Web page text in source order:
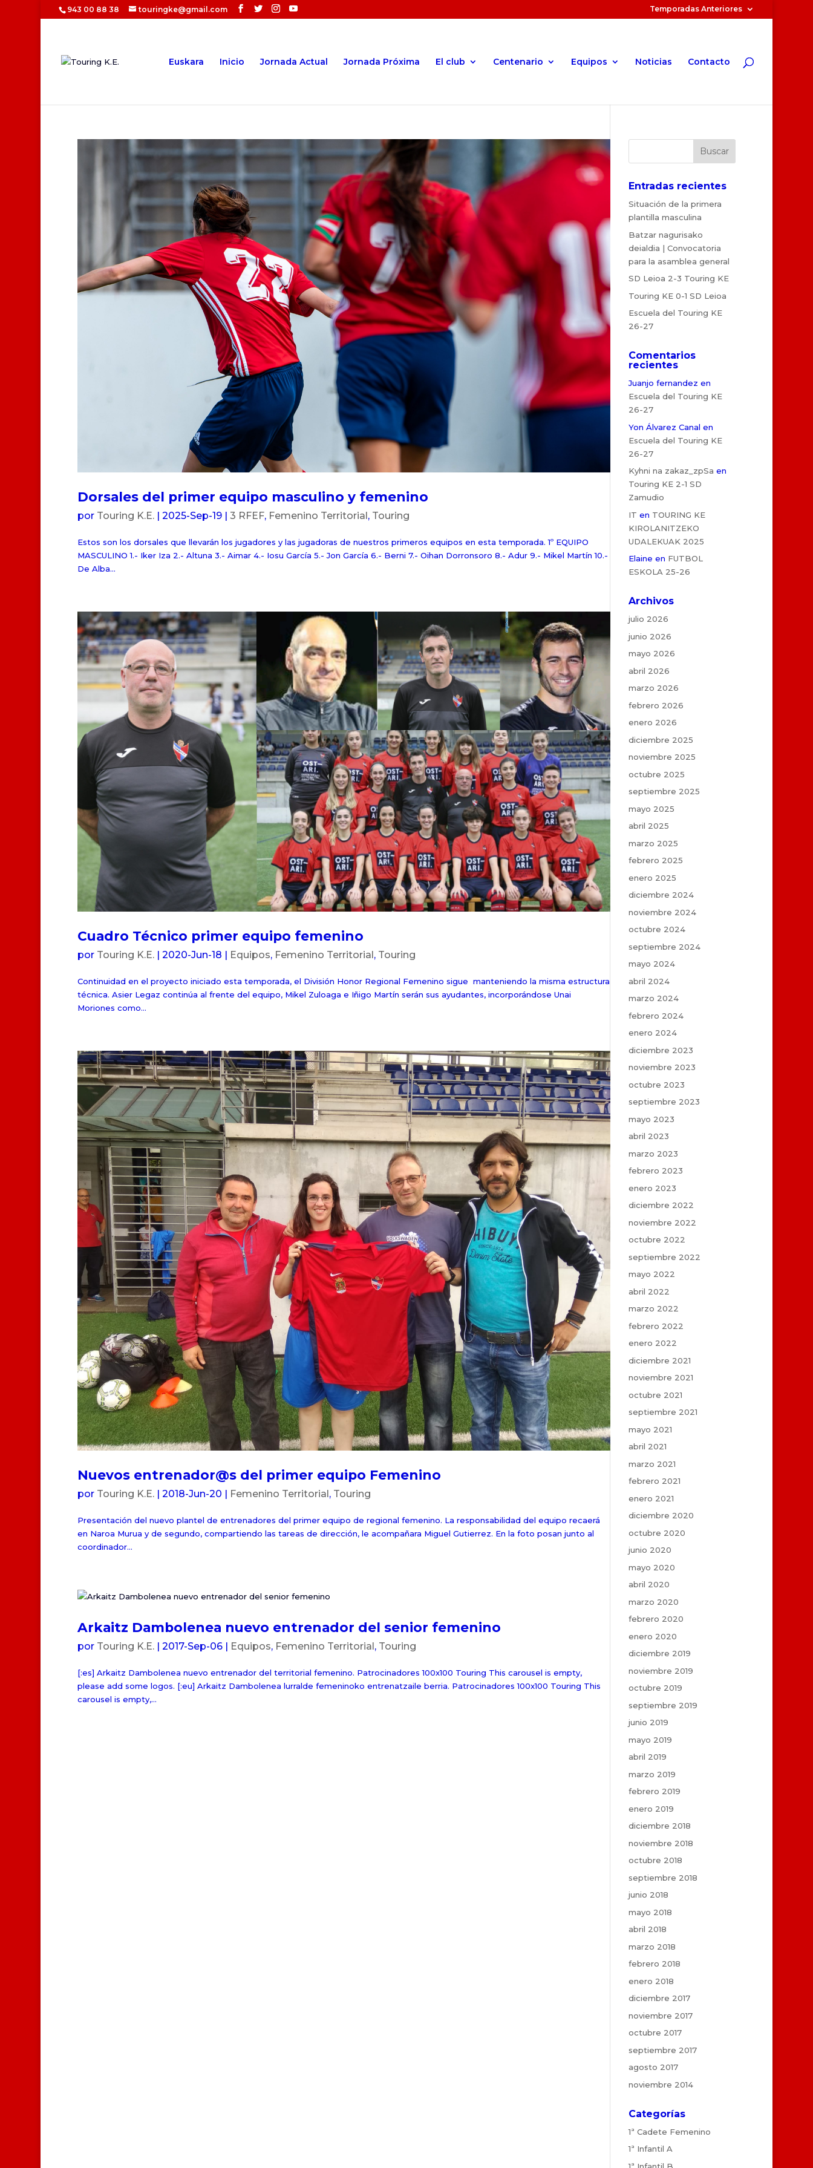
943 00 88 38 touringke@gmail.com Temporadas Anteriores
Euskara Inicio Jornada Actual Jornada Próxima El club Centenario Equipos Noticias Contacto
Dorsales del primer equipo masculino y femenino
por Touring K.E.| 2025-Sep-19| 3 RFEF, Femenino Territorial, Touring
Estos son los dorsales que llevarán los jugadores y las jugadoras de nuestros primeros equipos en esta temporada. 1º EQUIPO
MASCULINO 1.- Iker Iza 2.- Altuna 3.- Aimar 4.- Iosu García 5.- Jon García 6.- Berni 7.- Oihan Dorronsoro 8.- Adur 9.- Mikel Martín 10.-
De Alba...
Cuadro Técnico primer equipo femenino
por Touring K.E.| 2020-Jun-18 | Equipos, Femenino Territorial, Touring
Continuidad en el proyecto iniciado esta temporada, el División Honor Regional Femenino sigue manteniendo la misma estructura
técnica. Asier Legaz continúa al frente del equipo, Mikel Zuloaga e Iñigo Martín serán sus ayudantes, incorporándose Unai
Moriones como...
Nuevos entrenador@s del primer equipo Femenino
por Touring K.E.| 2018-Jun-20 Femenino Territorial , Touring
Presentación del nuevo plantel de entrenadores del primer equipo de regional femenino. La responsabilidad del equipo recaerá
en Naroa Murua y de segundo, compartiendo las tareas de dirección, le acompañara Miguel Gutierrez. En la foto posan junto al
coordinador...
Arkaitz Dambolenea nuevo entrenador del senior femenino
por Touring K.E.| 2017-Sep-06| Equipos, Femenino Territorial , Touring
[:es] Arkaitz Dambolenea nuevo entrenador del territorial femenino. Patrocinadores 100x100 Touring This carousel is empty,
please add some logos. [:eu] Arkaitz Dambolenea lurralde femeninoko entrenatzaile berria. Patrocinadores 100x100 Touring This
carousel is empty,...
Entradas recientes
Situación de la primera
plantilla masculina
Batzar nagurisako
deialdia | Convocatoria
para la asamblea general
SD Leioa 2-3 Touring KE
Touring KE 0-1 SD Leioa
Escuela del Touring KE
26-27
Comentarios
recientes
Juanjo fernandez en
Escuela del Touring KE
26-27
Yon Álvarez Canal en
Escuela del Touring KE
26-27
Kyhni na zakaz_zpSa en
Touring KE 2-1 SD
Zamudio
IT en TOURING KE
KIROLANITZEKO
UDALEKUAK 2025
Elaine en FUTBOL
ESKOLA 25-26
Archivos
julio 2026
junio 2026
mayo 2026
abril 2026
marzo 2026
febrero 2026
enero 2026
diciembre 2025
noviembre 2025
octubre 2025
septiembre 2025
mayo 2025
abril 2025
marzo 2025
febrero 2025
enero 2025
diciembre 2024
noviembre 2024
octubre 2024
septiembre 2024
mayo 2024
abril 2024
marzo 2024
febrero 2024
enero 2024
diciembre 2023
noviembre 2023
octubre 2023
septiembre 2023
mayo 2023
abril 2023
marzo 2023
febrero 2023
enero 2023
diciembre 2022
noviembre 2022
octubre 2022
septiembre 2022
mayo 2022
abril 2022
marzo 2022
febrero 2022
enero 2022
diciembre 2021
noviembre 2021
octubre 2021
septiembre 2021
mayo 2021
abril 2021
marzo 2021
febrero 2021
enero 2021
diciembre 2020
octubre 2020
junio 2020
mayo 2020
abril 2020
marzo 2020
febrero 2020
enero 2020
diciembre 2019
noviembre 2019
octubre 2019
septiembre 2019
junio 2019
mayo 2019
abril 2019
marzo 2019
febrero 2019
enero 2019
diciembre 2018
noviembre 2018
octubre 2018
septiembre 2018
junio 2018
mayo 2018
abril 2018
marzo 2018
febrero 2018
enero 2018
diciembre 2017
noviembre 2017
octubre 2017
septiembre 2017
agosto 2017
noviembre 2014
Categorías
1ª Cadete Femenino
1ª Infantil A
1ª Infantil B